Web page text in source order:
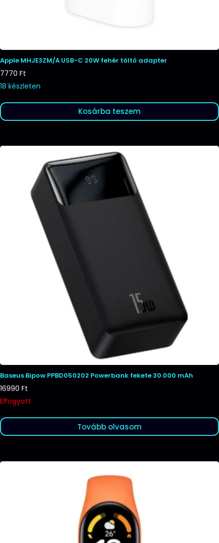
Apple MHJE3ZM/A USB-C 20W fehér töltő adapter
7770 Ft
18 készleten
Kosárba teszem
Baseus Bipow PPBD050202 Powerbank fekete 30.000 mAh
16990 Ft
Elfogyott
Tovább olvasom